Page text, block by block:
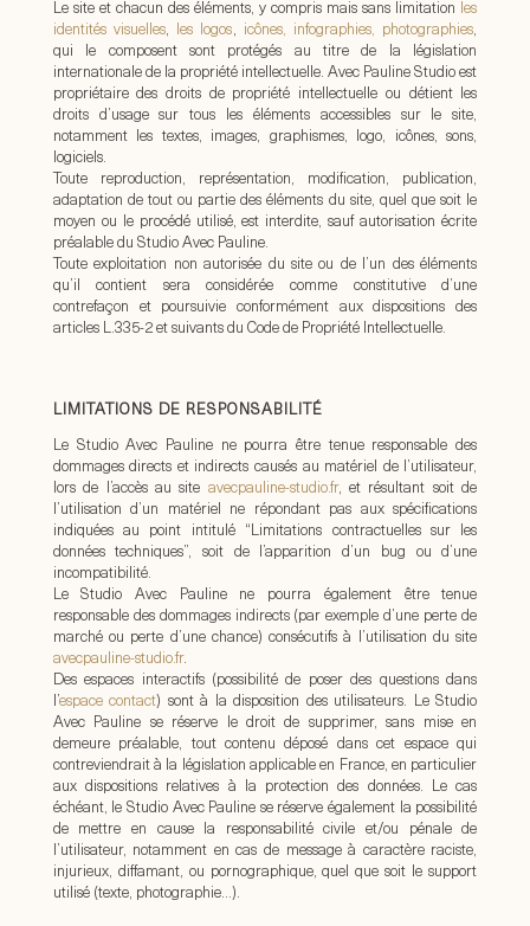
Le site et chacun des éléments, y compris mais sans limitation
les
identités visuelles, les logos, icônes, infographies, photographies,
qui le composent sont protégés au titre de la législation
internationale de la propriété intellectuelle. Avec Pauline Studio est
propriétaire des droits de propriété intellectuelle ou détient les
droits d’usage sur tous les éléments accessibles sur le site,
notamment les textes, images, graphismes, logo, icônes, sons,
logiciels.
Toute reproduction, représentation, modification, publication,
adaptation de tout ou partie des éléments du site, quel que soit le
moyen ou le procédé utilisé, est interdite, sauf autorisation écrite
préalable du Studio Avec Pauline.
Toute exploitation non autorisée du site ou de l’un des éléments
qu’il contient sera considérée comme constitutive d’une
contrefaçon et poursuivie conformément aux dispositions des
articles L.335-2 et suivants du Code de Propriété Intellectuelle.
LIMITATIONS DE RESPONSABILITÉ
Le Studio Avec Pauline ne pourra être tenue responsable des
dommages directs et indirects causés au matériel de l’utilisateur,
lors de l’accès au site avecpauline-studio.fr, et résultant soit de
l’utilisation d’un matériel ne répondant pas aux spécifications
indiquées au point intitulé “Limitations contractuelles sur les
données techniques”, soit de l’apparition d’un bug ou d’une
incompatibilité.
Le Studio Avec Pauline ne pourra également être tenue
responsable des dommages indirects (par exemple d’une perte de
marché ou perte d’une chance) consécutifs à l’utilisation du site
avecpauline-studio.fr.
Des espaces interactifs (possibilité de poser des questions dans
l’espace contact) sont à la disposition des utilisateurs. Le Studio
Avec Pauline se réserve le droit de supprimer, sans mise en
demeure préalable, tout contenu déposé dans cet espace qui
contreviendrait à la législation applicable en France, en particulier
aux dispositions relatives à la protection des données. Le cas
échéant, le Studio Avec Pauline se réserve également la possibilité
de mettre en cause la responsabilité civile et/ou pénale de
l’utilisateur, notamment en cas de message à caractère raciste,
injurieux, diffamant, ou pornographique, quel que soit le support
utilisé (texte, photographie…).